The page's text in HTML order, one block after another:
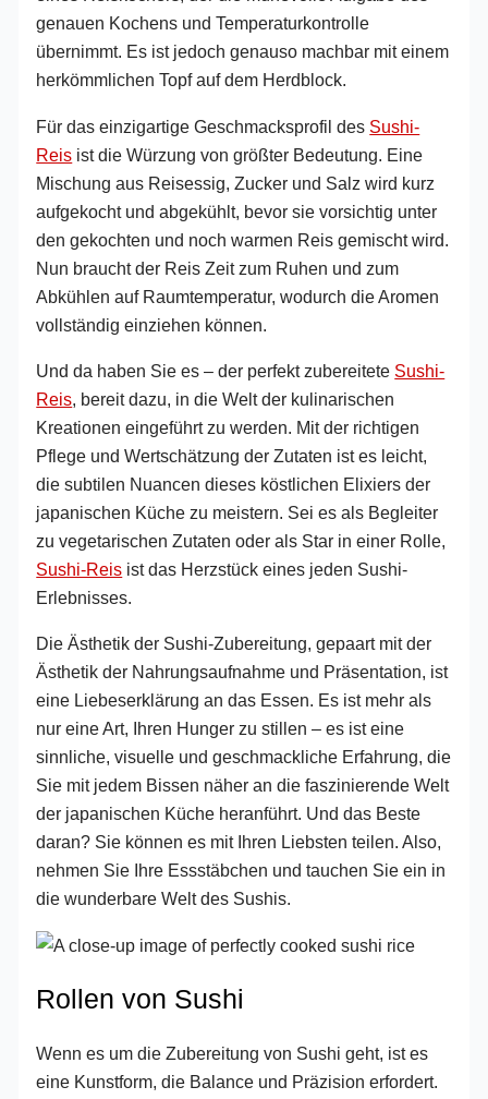
genauen Kochens und Temperaturkontrolle
übernimmt. Es ist jedoch genauso machbar mit einem
herkömmlichen Topf auf dem Herdblock.
Für das einzigartige Geschmacksprofil des Sushi-
Reis ist die Würzung von größter Bedeutung. Eine
Mischung aus Reisessig, Zucker und Salz wird kurz
aufgekocht und abgekühlt, bevor sie vorsichtig unter
den gekochten und noch warmen Reis gemischt wird.
Nun braucht der Reis Zeit zum Ruhen und zum
Abkühlen auf Raumtemperatur, wodurch die Aromen
vollständig einziehen können.
Und da haben Sie es – der perfekt zubereitete Sushi-
Reis, bereit dazu, in die Welt der kulinarischen
Kreationen eingeführt zu werden. Mit der richtigen
Pflege und Wertschätzung der Zutaten ist es leicht,
die subtilen Nuancen dieses köstlichen Elixiers der
japanischen Küche zu meistern. Sei es als Begleiter
zu vegetarischen Zutaten oder als Star in einer Rolle,
Sushi-Reis ist das Herzstück eines jeden Sushi-
Erlebnisses.
Die Ästhetik der Sushi-Zubereitung, gepaart mit der
Ästhetik der Nahrungsaufnahme und Präsentation, ist
eine Liebeserklärung an das Essen. Es ist mehr als
nur eine Art, Ihren Hunger zu stillen – es ist eine
sinnliche, visuelle und geschmackliche Erfahrung, die
Sie mit jedem Bissen näher an die faszinierende Welt
der japanischen Küche heranführt. Und das Beste
daran? Sie können es mit Ihren Liebsten teilen. Also,
nehmen Sie Ihre Essstäbchen und tauchen Sie ein in
die wunderbare Welt des Sushis.
Rollen von Sushi
Wenn es um die Zubereitung von Sushi geht, ist es
eine Kunstform, die Balance und Präzision erfordert.